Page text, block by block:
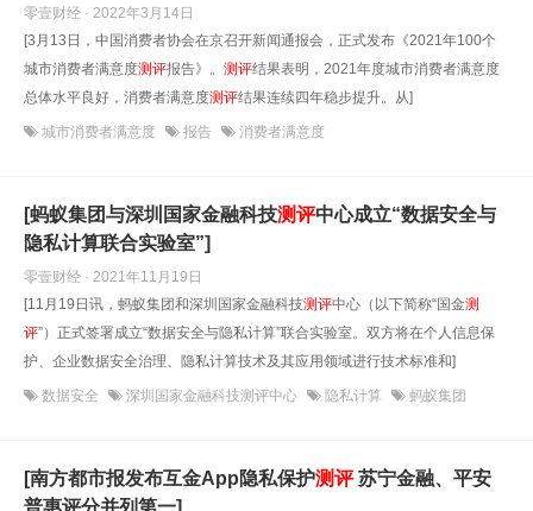
零壹财经 · 2022年3月14日
[3月13日，中国消费者协会在京召开新闻通报会，正式发布《2021年100个
城市消费者满意度测评报告》。 测评结果表明，2021年度城市消费者满意度
总体水平良好，消费者满意度测评结果连续四年稳步提升。从]
城市消费者满意度 报告 消费者满意度
[蚂蚁集团与深圳国家金融科技测评中心成立“数据安全与
隐私计算联合实验室”]
零壹财经 · 2021年11月19日
[11月19日讯，蚂蚁集团和深圳国家金融科技测评中心（以下简称“国金测
评”）正式签署成立“数据安全与隐私计算”联合实验室。双方将在个人信息保
护、企业数据安全治理、隐私计算技术及其应用领域进行技术标准和]
数据安全 深圳国家金融科技测评中心 隐私计算 蚂蚁集团
[南方都市报发布互金App隐私保护测评苏宁金融、平安
普惠评分并列第一]